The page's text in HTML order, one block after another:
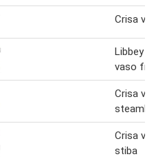
Crisa
Libbey
vaso
Crisa
Crisa
stiba